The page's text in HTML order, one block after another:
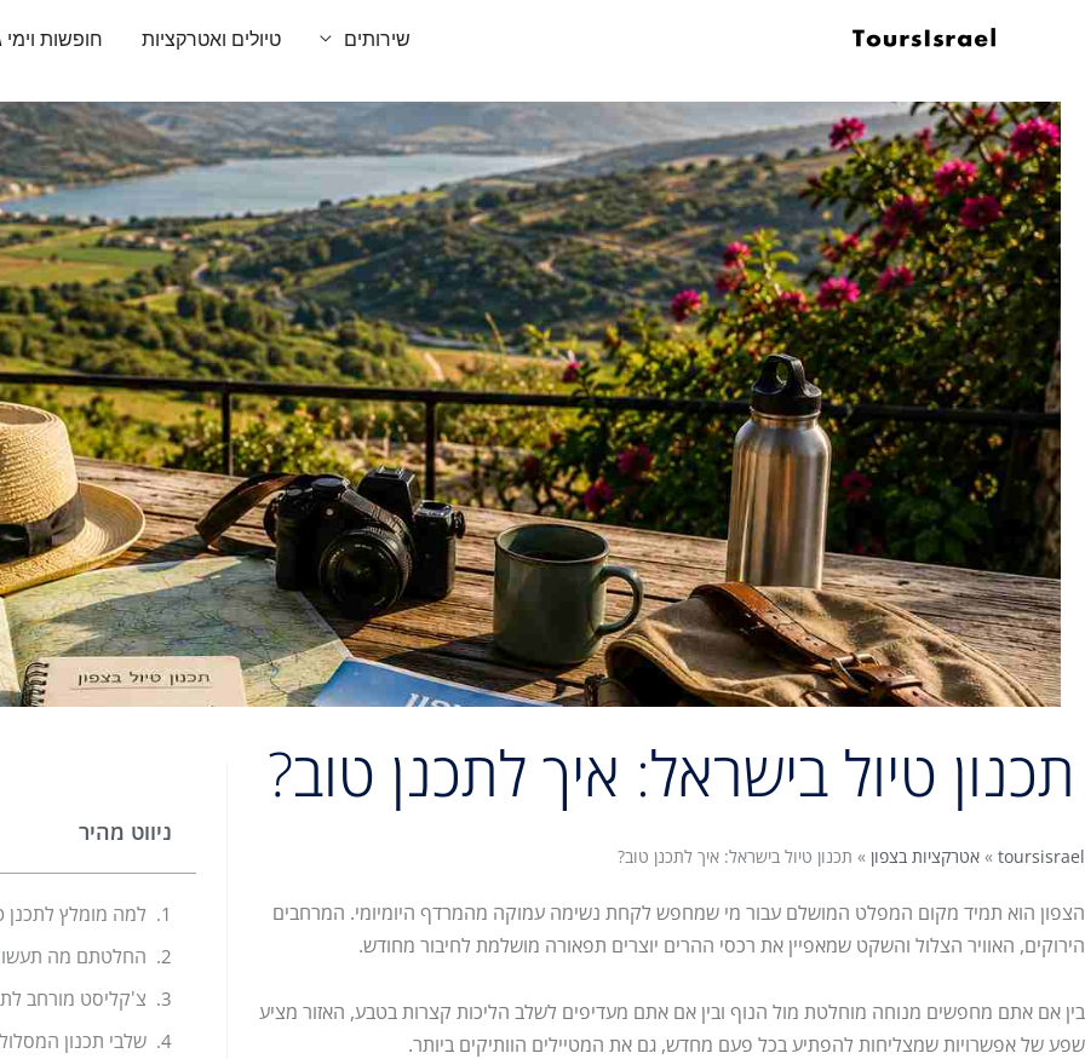
שירותים טיולים ואטרקציות חופשות וימי
תכנון טיול בישראל: איך לתכנן טוב?
toursisrael
» אטרקציות בצפון » תכנון טיול בישראל: איך לתכנן טוב?
הצפון הוא תמיד מקום המפלט המושלם עבור מי שמחפש לקחת נשימה עמוקה מהמרדף היומיומי. המרחבים
הירוקים, האוויר הצלול והשקט שמאפיין את רכסי ההרים יוצרים תפאורה מושלמת לחיבור מחודש.
בין אם אתם מחפשים מנוחה מוחלטת מול הנוף ובין אם אתם מעדיפים לשלב הליכות קצרות בטבע, האזור מציע
שפע של אפשרויות שמצליחות להפתיע בכל פעם מחדש, גם את המטיילים הוותיקים ביותר.
ניווט מהיר
למה מומלץ לתכנן
החלטתם מה תעשו
צ'קליסט מורחב
שלבי תכנון המסלול